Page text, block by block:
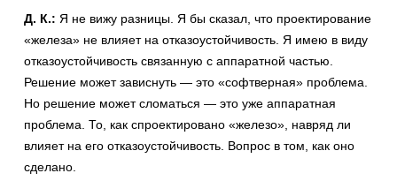
Д. К.: Я не вижу разницы. Я бы сказал, что проектирование
«железа» не влияет на отказоустойчивость. Я имею в виду
отказоустойчивость связанную с аппаратной частью.
Решение может зависнуть — это «софтверная» проблема.
Но решение может сломаться — это уже аппаратная
проблема. То, как спроектировано «железо», навряд ли
влияет на его отказоустойчивость. Вопрос в том, как оно
сделано.